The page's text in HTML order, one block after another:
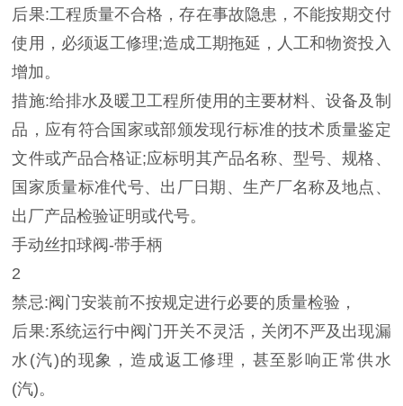
后果:工程质量不合格，存在事故隐患，不能按期交付
使用，必须返工修理;造成工期拖延，人工和物资投入
增加。
措施:给排水及暖卫工程所使用的主要材料、设备及制
品，应有符合国家或部颁发现行标准的技术质量鉴定
文件或产品合格证;应标明其产品名称、型号、规格、
国家质量标准代号、出厂日期、生产厂名称及地点、
出厂产品检验证明或代号。
手动丝扣球阀-带手柄
2
禁忌:阀门安装前不按规定进行必要的质量检验，
后果:系统运行中阀门开关不灵活，关闭不严及出现漏
水(汽)的现象，造成返工修理，甚至影响正常供水
(汽)。